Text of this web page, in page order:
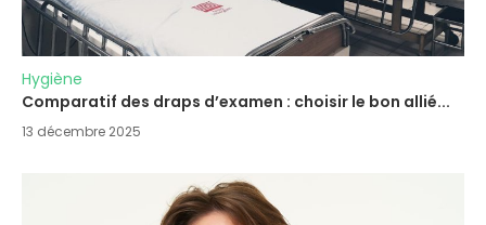
Hygiène
Comparatif des draps d’examen : choisir le bon allié...
13 décembre 2025